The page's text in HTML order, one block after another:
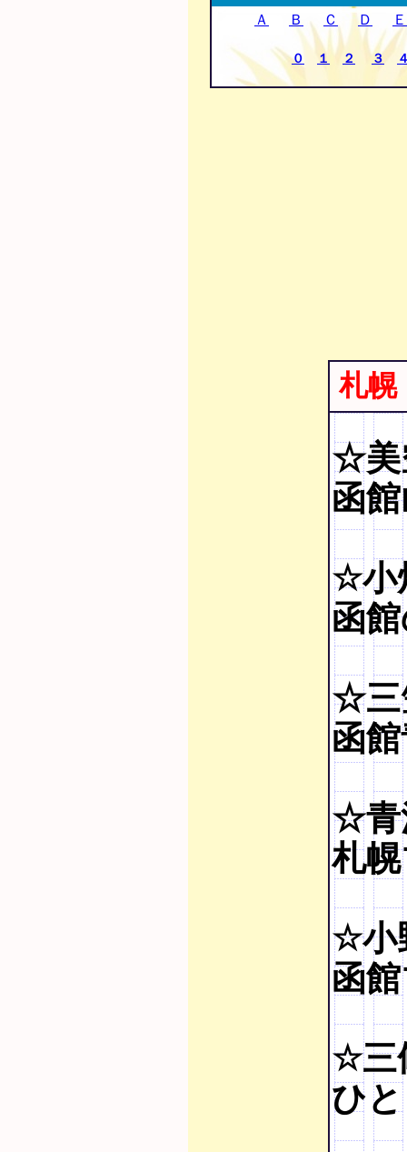
Ａ
Ｂ Ｃ Ｄ Ｅ
０ １ ２ ３
札幌
☆美
函
☆小
函
☆三
函
☆青
札
☆小
函
☆三
ひ